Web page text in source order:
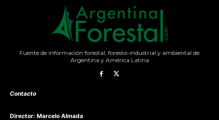
Fuente de información forestal, foresto-industrial y ambiental de
Argentina y América Latina
Contacto
Director: Marcelo Almada